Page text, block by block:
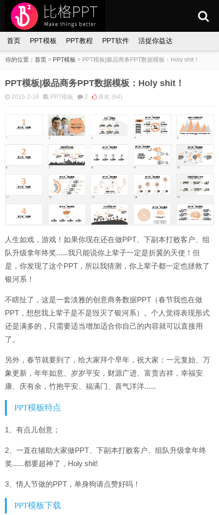
首页 PPT模板 PPT教程 PPT软件 活捉你益达
你的位置：首页 > PPT模板 > PPT模板|极品商务PPT数据模板：Holy shit！
PPT模板|极品商务PPT数据模板：Holy shit！
2015-2-16 PPT模板 2 喜欢 (64)
人生如戏，游戏！如果你现在还在做PPT、下副本打败客户、组
队升级拿年终奖......我只能说你上辈子一定是折翼的天使！但
是，你发现了这个PPT，所以我猜测，你上辈子都一定也拯救了
银河系！
不瞎扯了，这是一套淡雅的创意商务数据PPT（春节我也在做
PPT，想想我上辈子是不是毁灭了银河系）。个人觉得表现形式
还是满多的，只需要适当增加适合你自己的内容就可以直接用
了。
另外，春节就要到了，给大家拜个早年，祝大家：一元复始、万
象更新，年年如意、岁岁平安，财源广进、富贵吉祥，幸福安
康、庆有余，竹抱平安、福满门、喜气洋洋......
PPT模板特点
1、有点儿创意；
2、一直在辅助大家做PPT、下副本打败客户、组队升级拿年终
奖......都要超神了，Holy shit!
3、情人节做的PPT，单身狗请点赞好吗！
PPT模板下载